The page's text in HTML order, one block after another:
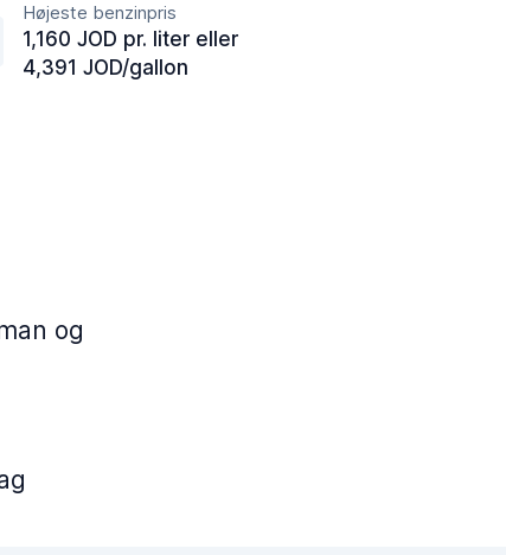
Højeste benzinpris
1,160 JOD pr. liter eller
4,391 JOD/gallon
og